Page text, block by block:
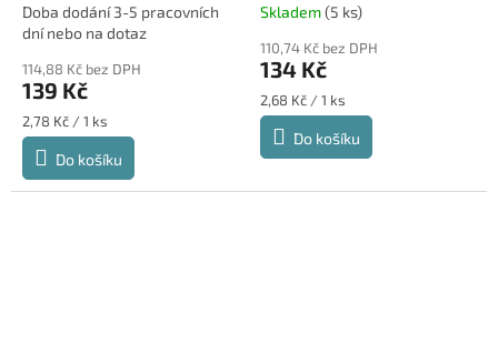
Doba dodání 3-5 pracovních
dní nebo na dotaz
114,88 Kč bez DPH
139 Kč
Měrná
cena:
2,78 Kč / 1 ks
Do košíku
Skladem(5 ks)
110,74 Kč bez DPH
134 Kč
Měrná
cena:
2,68 Kč / 1 ks
Do košíku